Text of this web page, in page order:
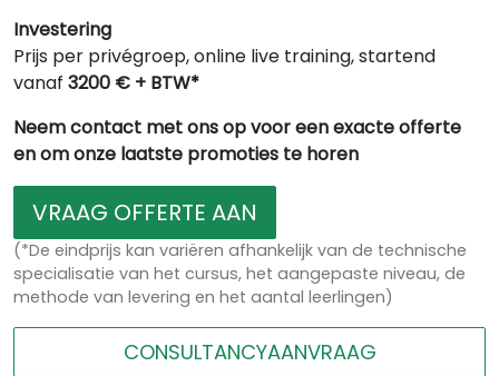
Investering
Prijs per privégroep, online live training, startend
vanaf 3200 € + BTW*
Neem contact met ons op voor een exacte offerte
en om onze laatste promoties te horen
VRAAG OFFERTE AAN
(*De eindprijs kan variëren afhankelijk van de technische
specialisatie van het cursus, het aangepaste niveau, de
methode van levering en het aantal leerlingen)
CONSULTANCYAANVRAAG